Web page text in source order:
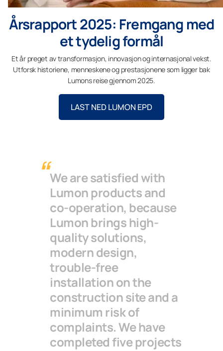
Årsrapport 2025: Fremgang med
et tydelig formål
Et år preget av transformasjon, innovasjon og internasjonal vekst.
Utforsk historiene, menneskene og prestasjonene som ligger bak
Lumons reise gjennom 2025.
LAST NED LUMON EPD
We are satisfied with
Lumon products and
co-operation, because
Lumon brings high-
quality solutions,
modern design,
trouble-free
installation on the
construction site and a
minimum risk of
complaints. We have
completed five projects